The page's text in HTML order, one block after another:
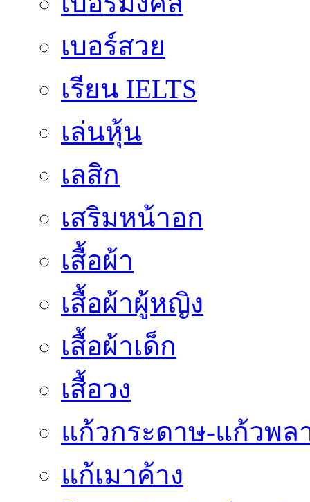
เบอร์สวย
เรียน IELTS
เล่นหุ้น
เลสิก
เสริมหน้าอก
เสื้อผ้า
เสื้อผ้าผู้หญิง
เสื้อผ้าเด็ก
เสื้อวง
แก้วกระดาษ-แก้วพล
แก้เมาค้าง